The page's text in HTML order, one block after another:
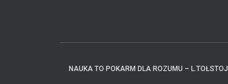
NAUKA TO POKARM DLA ROZUMU – L.TOŁSTOJ